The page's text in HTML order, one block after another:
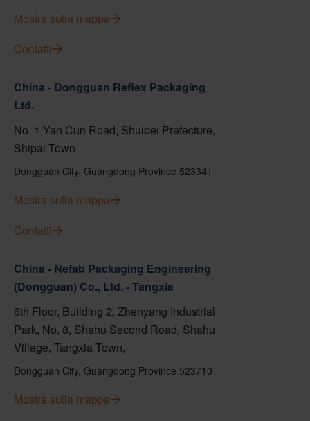
Mostra sulla mappa
Contatti
China - Dongguan Reflex Packaging
Ltd.
No. 1 Yan Cun Road, Shuibei Prefecture,
Shipai Town
Dongguan City, Guangdong Province 523341
Mostra sulla mappa
Contatti
China - Nefab Packaging Engineering
(Dongguan) Co., Ltd. - Tangxia
6th Floor, Building 2, Zhenyang Industrial
Park, No. 8, Shahu Second Road, Shahu
Village, Tangxia Town,
Dongguan City, Guangdong Province 523710
Mostra sulla mappa